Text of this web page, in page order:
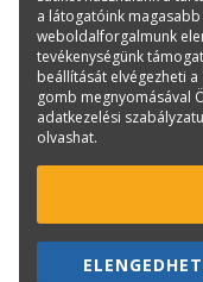
Hírlevél
a látogatóink
weboldalforgalmunk
tevékenységünk
beállítását elvégezheti a
gomb megnyomásával
adatkezelési
olvashat.